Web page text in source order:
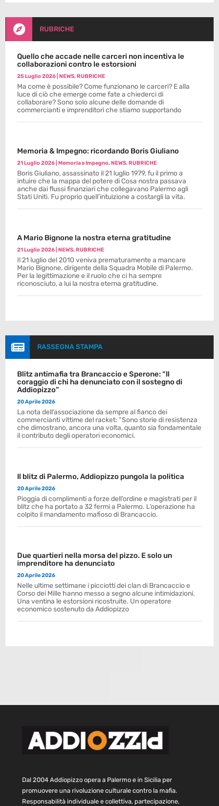
 RUBRICHE
Quello che accade nelle carceri non incentiva le
collaborazioni contro le estorsioni
25 Luglio 2026 NEWS, RUBRICHE
Ma come è possibile? Come funzionano le carceri? E alla
luce di ciò che emerge come fate a chiederci di
collaborare? Sono solo alcune delle domande di
commercianti e imprenditori che stiamo supportando
Memoria & Impegno: ricordando Boris Giuliano
21 Luglio 2026 Memoria e Impegno, NEWS, RUBRICHE
Boris Giuliano, assassinato il 21 luglio 1979, fu il primo a
intuire che la mappa del potere di Cosa nostra passava
anche dai flussi finanziari che collegavano Palermo agli
Stati Uniti. Fu proprio quell’intuizione a costargli la vita.
A Mario Bignone la nostra eterna gratitudine
21 Luglio 2026 NEWS, RUBRICHE
Il 21 luglio del 2010 veniva prematuramente a mancare
Mario Bignone, dirigente della Squadra Mobile di Palermo.
Per la legittimazione e il ruolo che ci ha sempre
riconosciuto, a lui la nostra eterna gratitudine.
 RASSEGNA STAMPA
Blitz antimafia tra Brancaccio e Sperone: “Il
coraggio di chi ha denunciato con il sostegno di
Addiopizzo”
20 Aprile 2026
La nota dell’associazione da sempre al fianco dei
commercianti vittime del racket: “Sono storie di resistenza
che dimostrano, ancora una volta, quanto sia fondamentale
il contributo degli operatori economici.
Il blitz di Palermo, Addiopizzo pungola la politica
20 Aprile 2026
Pioggia di complimenti a forze dell’ordine e magistrati per il
blitz che ha portato a 32 fermi a Palermo. L’operazione ha
colpito il mandamento mafioso di Brancaccio.
Due quartieri nella morsa del pizzo. E solo un
imprenditore ha denunciato
20 Aprile 2026
Nelle ultime settimane i picciotti dei clan di Brancaccio e
Corso dei Mille hanno messo a segno alcune intimidazioni.
Una ventina le estorsioni ricostruite. Un operatore
economico sostenuto da Addiopizzo
Dal 2004 Addiopizzo opera a Palermo e in Sicilia per
promuovere una rivoluzione culturale contro la mafia.
Responsabilità individuale e collettiva, partecipazione,